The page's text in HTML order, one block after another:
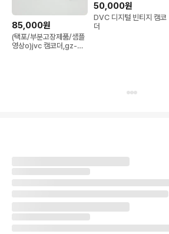
85,000원
(택포/부분고장제품/샘플
영상o)jvc 캠코더,gz-
50,000원
DVC 디지털 빈티지 캠코
더